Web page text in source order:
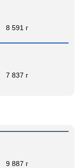
8 591 г
7 837 г
9 887 г